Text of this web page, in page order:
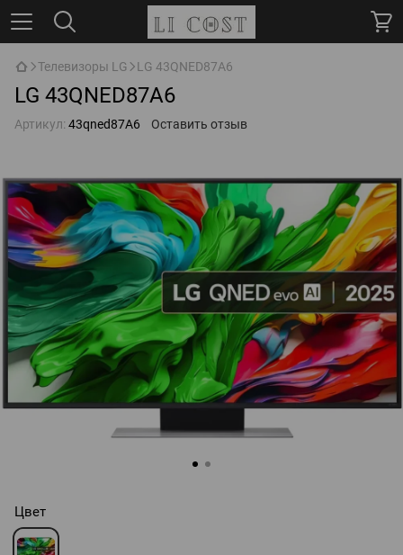
Телевизоры LG LG 43QNED87A6
LG 43QNED87A6
Артикул: 43qned87A6 Оставить отзыв
Цвет